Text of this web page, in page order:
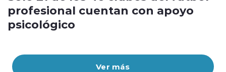
Ver más
profesional cuentan con apoyo
psicológico